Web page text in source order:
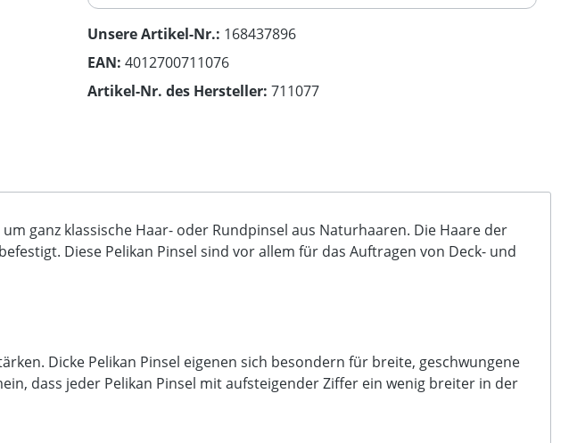
Unsere Artikel-Nr.: 168437896
EAN: 4012700711076
Artikel-Nr. des Hersteller: 711077
ganz klassische Haar- oder Rundpinsel aus Naturhaaren. Die Haare der
Diese Pelikan Pinsel sind vor allem für das Auftragen von Deck- und
Dicke Pelikan Pinsel eigenen sich besondern für breite, geschwungene
dass jeder Pelikan Pinsel mit aufsteigender Ziffer ein wenig breiter in der